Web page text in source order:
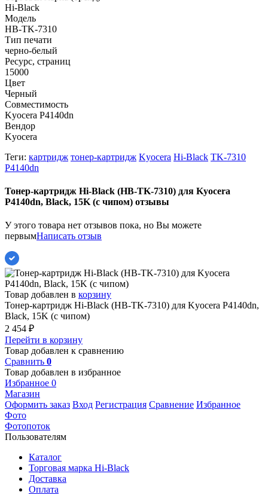
Hi-Black
Модель
HB-TK-7310
Тип печати
черно-белый
Ресурс, страниц
15000
Цвет
Черный
Совместимость
Kyocera P4140dn
Вендор
Kyocera
Теги: картридж тонер-картридж Kyocera Hi-Black TK-7310
P4140dn
Тонер-картридж Hi-Black (HB-TK-7310) для Kyocera
P4140dn, Black, 15K (с чипом) отзывы
У этого товара нет отзывов пока, но Вы можете
первымНаписать отзыв
Товар добавлен в корзину
Тонер-картридж Hi-Black (HB-TK-7310) для Kyocera P4140dn,
Black, 15K (с чипом)
2 454 ₽
Перейти в корзину
Товар добавлен к сравнению
Сравнить 0
Товар добавлен в избранное
Избранное 0
Магазин
Оформить заказ Вход Регистрация Сравнение Избранное
Фото
Фотопоток
Пользователям
Каталог
Торговая марка Hi-Black
Доставка
Оплата